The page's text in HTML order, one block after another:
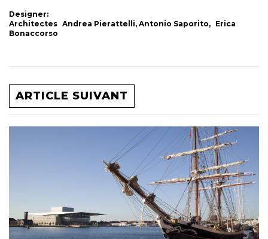
Designer:
Architectes Andrea Pierattelli, Antonio Saporito, Erica
Bonaccorso
ARTICLE SUIVANT